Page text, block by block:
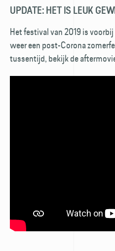
UPDATE: HET IS LEUK
Het festival van 2019 is
weer een post-Corona
tussentijd, bekijk de